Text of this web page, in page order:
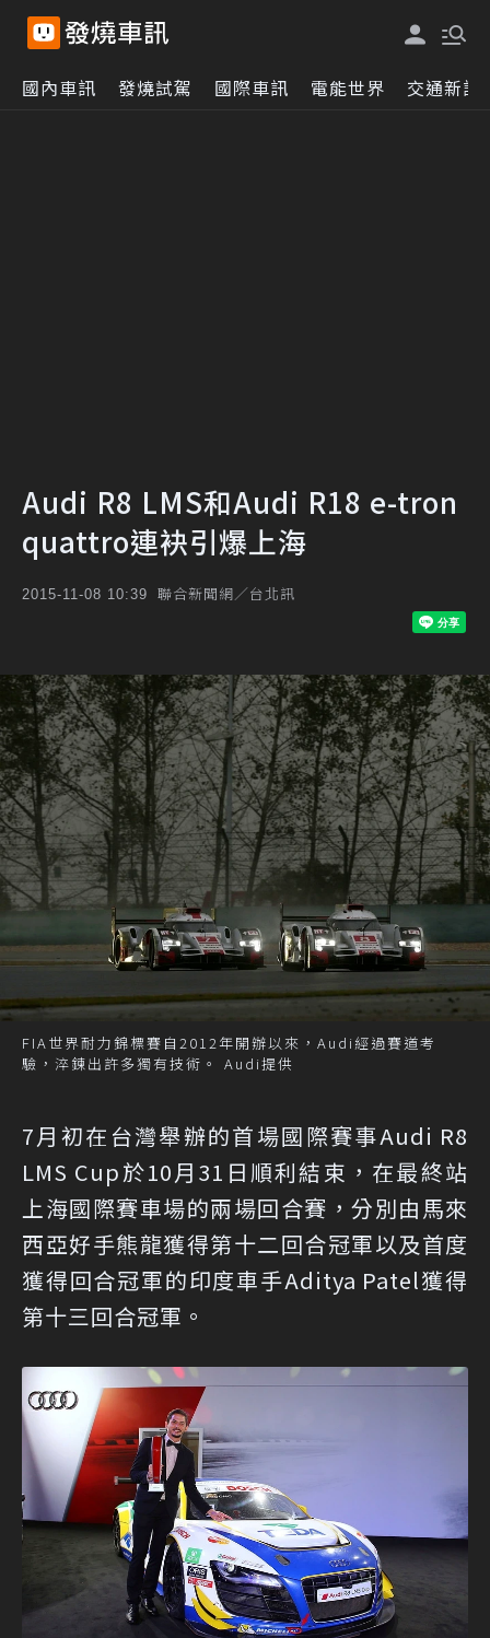
國內車訊 發燒試駕 國際車訊 電能世界 交通新訊
Audi R8 LMS和Audi R18 e-tron
quattro連袂引爆上海
2015-11-08 10:39 聯合新聞網／台北訊
FIA世界耐力錦標賽自2012年開辦以來，Audi經過賽道考
驗，淬鍊出許多獨有技術。 Audi提供
7月初在台灣舉辦的首場國際賽事Audi R8
LMS Cup於10月31日順利結束，在最終站
上海國際賽車場的兩場回合賽，分別由馬來
西亞好手熊龍獲得第十二回合冠軍以及首度
獲得回合冠軍的印度車手Aditya Patel獲得
第十三回合冠軍。